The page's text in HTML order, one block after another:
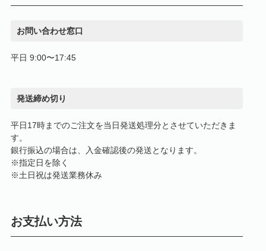
お問い合わせ窓口
平日 9:00〜17:45
発送締め切り
平日17時までのご注文を当日発送処理分とさせていただきま
す。
銀行振込の場合は、入金確認後の発送となります。
※指定日を除く
※土日祝は発送業務休み
お支払い方法